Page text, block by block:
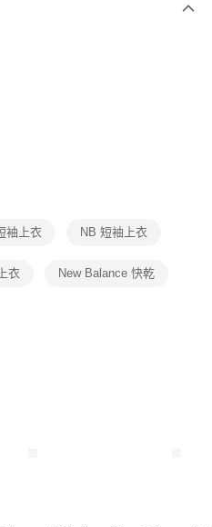
款。
」後，將跳轉至「AFTEE先享後付」
知簡訊。
此簡訊中的連結，可透過四大超商／
，方視為交易完成。
」之結帳頁面顯示為準，若有關於
相關疑問，請聯繫「AFTEE先享後付
support/home
之「AFTEE先享後付」服務完成之交
理人或監護人之同意方可使用
者引起之損失，本公司不負相關責
)免運費
)免運費
)免運費
袖上衣 NB 短袖上衣
衣 New Balance 快乾